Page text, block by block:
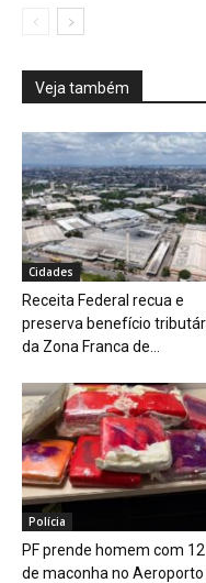
Veja também
Cidades
Receita Federal recua e
preserva benefício
da Zona Franca de...
Polícia
PF prende homem com
de maconha no Aeroporto